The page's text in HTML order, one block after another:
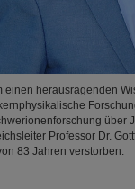
einen herausragenden
über
Professor Dr.
83 Jahren verstorben.